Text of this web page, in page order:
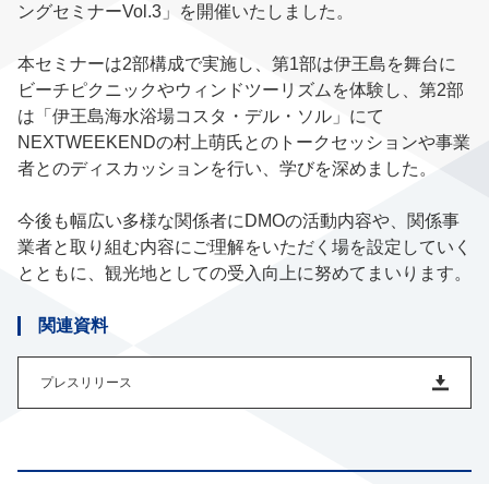
ングセミナーVol.3」を開催いたしました。
本セミナーは2部構成で実施し、第1部は伊王島を舞台に
ビーチピクニックやウィンドツーリズムを体験し、第2部
は「伊王島海水浴場コスタ・デル・ソル」にて
NEXTWEEKENDの村上萌氏とのトークセッションや事業
者とのディスカッションを行い、学びを深めました。
今後も幅広い多様な関係者にDMOの活動内容や、関係事
業者と取り組む内容にご理解をいただく場を設定していく
とともに、観光地としての受入向上に努めてまいります。
関連資料
プレスリリース